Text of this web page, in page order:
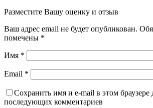
Разместите Вашу оценку и отзыв
Ваш адрес email не будет опубликован.
помечены *
Имя *
Email *
Сохранить имя и e-mail в этом браузере
последующих комментариев